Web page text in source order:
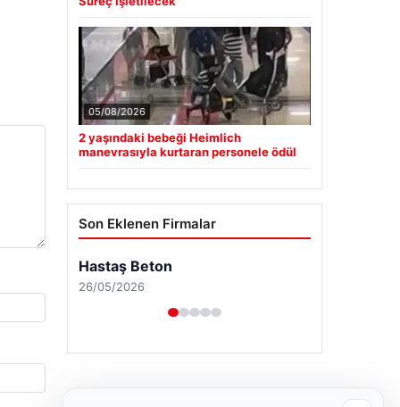
05/08/2026
2 yaşındaki bebeği Heimlich
manevrasıyla kurtaran personele ödül
Son Eklenen Firmalar
Hastaş Beton
26/05/2026